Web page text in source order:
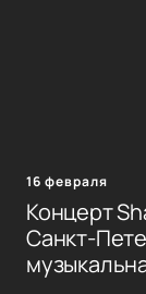
16 февраля
Концерт
Санкт-